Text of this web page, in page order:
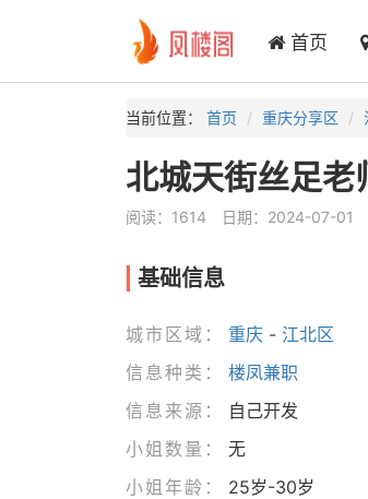
首页
当前位置： 首页 重庆分享区
北城天街丝足老
阅读：1614 日期：2024-07-01
基础信息
城市区域： 重庆- 江北区
信息种类：
楼凤兼职
信息来源：
自己开发
小姐数量：
无
小姐年龄：
25岁-30岁